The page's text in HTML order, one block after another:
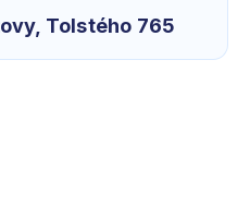
Tolstého 765